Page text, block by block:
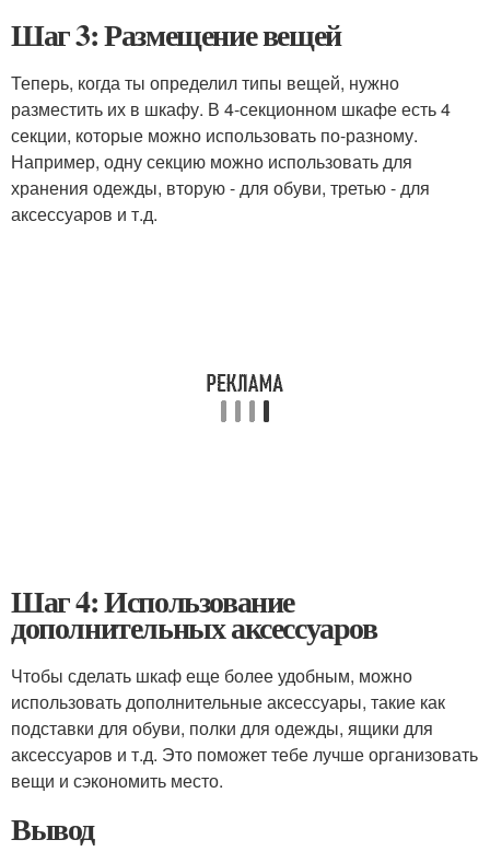
Шаг 3: Размещение вещей
Теперь, когда ты определил типы вещей, нужно
разместить их в шкафу. В 4-секционном шкафе есть 4
секции, которые можно использовать по-разному.
Например, одну секцию можно использовать для
хранения одежды, вторую - для обуви, третью - для
аксессуаров и т.д.
Шаг 4: Использование
дополнительных аксессуаров
Чтобы сделать шкаф еще более удобным, можно
использовать дополнительные аксессуары, такие как
подставки для обуви, полки для одежды, ящики для
аксессуаров и т.д. Это поможет тебе лучше организовать
вещи и сэкономить место.
Вывод